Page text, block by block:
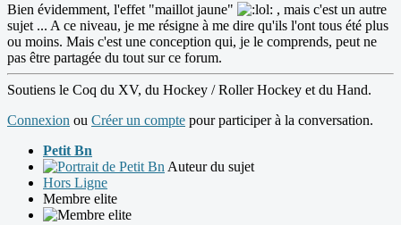
Bien évidemment, l'effet "maillot jaune"
, mais c'est un autre
sujet ... A ce niveau, je me résigne à me dire qu'ils l'ont tous été plus
ou moins. Mais c'est une conception qui, je le comprends, peut ne
pas être partagée du tout sur ce forum.
Soutiens le Coq du XV, du Hockey / Roller Hockey et du Hand.
Connexion ou Créer un compte pour participer à la conversation.
Petit Bn
Auteur du sujet
Hors Ligne
Membre elite